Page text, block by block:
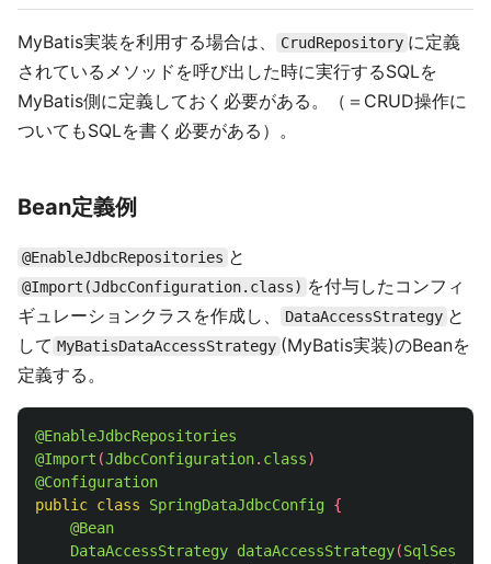
MyBatis実装を利用する場合は、 CrudRepository に定義
されているメソッドを呼び出した時に実行するSQLを
MyBatis側に定義しておく必要がある。（＝CRUD操作に
ついてもSQLを書く必要がある）。
Bean定義例
@EnableJdbcRepositories と
@Import(JdbcConfiguration.class) を付与したコンフィ
ギュレーションクラスを作成し、
DataAccessStrategy と
して MyBatisDataAccessStrategy (MyBatis実装)のBeanを
定義する。
@EnableJdbcRepositories
@Import (JdbcConfiguration. class)
@Configuration
public class SpringDataJdbcConfig {
@Bean
DataAccessStrategy dataAccessStrategy(SqlSession